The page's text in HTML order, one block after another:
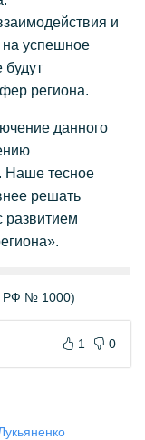
и
на успешное
региона.
данного
Наше тесное
решать
развитием
РФ № 1000)
1 0